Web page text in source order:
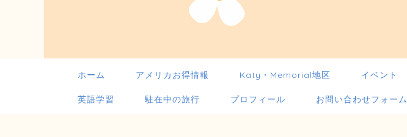
ホーム アメリカお得情報 Katy・Memorial地区 イベント
英語学習 駐在中の旅行 プロフィール お問い合わせフォーム